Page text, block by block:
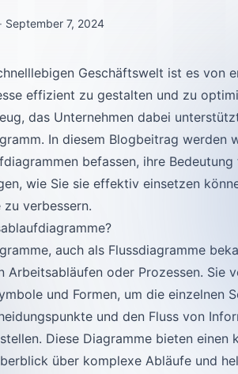
· September 7, 2024
Geschäftswelt ist es von
effizient zu gestalten und zu
das Unternehmen dabei
In diesem Blogbeitrag werden
befassen, ihre
wie Sie sie effektiv einsetzen
verbessern.
auch als Flussdiagramme
Arbeitsabläufen oder Prozessen. Sie
und Formen, um die einzelnen
und den Fluss von
Diese Diagramme bieten einen
über komplexe Abläufe und